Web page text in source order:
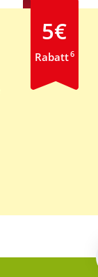
5€
Rabatt6